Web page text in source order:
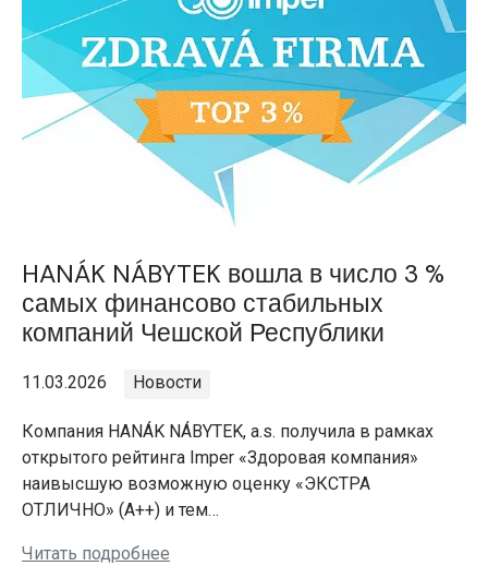
HANÁK NÁBYTEK вошла в число 3 %
самых финансово стабильных
компаний Чешской Республики
11.03.2026 Новости
Компания HANÁK NÁBYTEK, a.s. получила в рамках
открытого рейтинга Imper «Здоровая компания»
наивысшую возможную оценку «ЭКСТРА
ОТЛИЧНО» (A++) и тем…
Читать подробнее